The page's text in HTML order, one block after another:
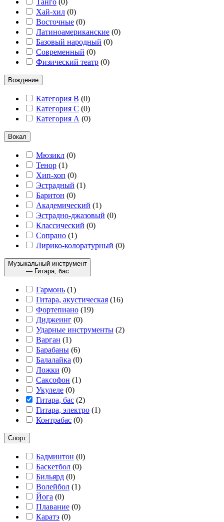
Хай-хил (0)
Восточные (0)
Латиноамериканские (0)
Базовый народный (0)
Современный (0)
Физический театр (0)
Вождение
Категория B (0)
Категория C (0)
Категория А (0)
Вокал
Мюзикл (0)
Тенор (1)
Хип-хоп (0)
Эстрадный (1)
Баритон (0)
Академический (1)
Эстрадно-джазовый (0)
Классический (0)
Сопрано (1)
Лирико-колоратурный (0)
Музыкальный инструмент
— Гитара, бас
Гармонь (1)
Гитара, акустическая (16)
Фортепиано (19)
Диджеинг (0)
Ударные инструменты (2)
Варган (1)
Барабаны (6)
Балалайка (0)
Ложки (0)
Саксофон (1)
Укулеле (0)
Гитара, бас (2)
Гитара, электро (1)
Контрабас (0)
Спорт
Бадминтон (0)
Баскетбол (0)
Бильярд (0)
Волейбол (1)
Йога (0)
Плавание (0)
Каратэ (0)